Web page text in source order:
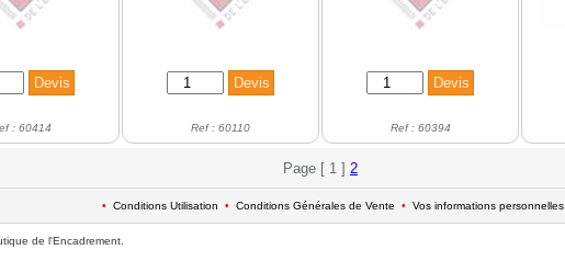
: 60414 Ref : 60110 Ref : 60394
Page [ 1 ] 2
• Conditions Utilisation • Conditions Générales de Vente • Vos informations personnelles
de l'Encadrement.